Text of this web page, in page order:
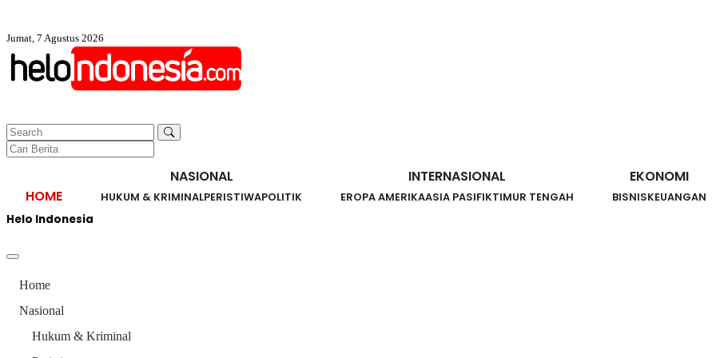
Jumat, 7 Agustus 2026
HOME
NASIONAL
HUKUM & KRIMINALPERISTIWAPOLITIK
INTERNASIONAL
EROPA AMERIKAASIA PASIFIKTIMUR TENGAH
EKONOMI
BISNISKEUANGAN
Helo Indonesia
Home
Nasional
Hukum & Kriminal